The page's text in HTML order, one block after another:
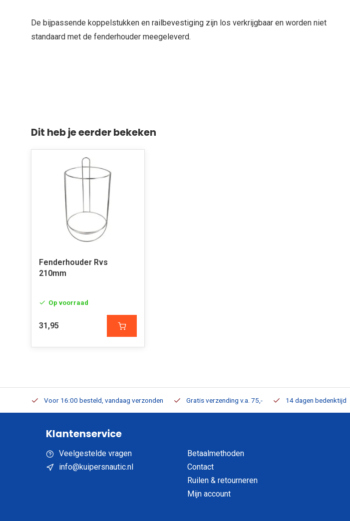
De bijpassende koppelstukken en railbevestiging zijn los verkrijgbaar en worden niet
standaard met de fenderhouder meegeleverd.
Dit heb je eerder bekeken
Fenderhouder Rvs
210mm
Op voorraad
31,95
Voor 16:00 besteld, vandaag verzonden Gratis verzending v.a. 75,- 14 dagen bedenktijd
Klantenservice
Veelgestelde vragen
info@kuipersnautic.nl
Betaalmethoden
Contact
Ruilen & retourneren
Mijn account